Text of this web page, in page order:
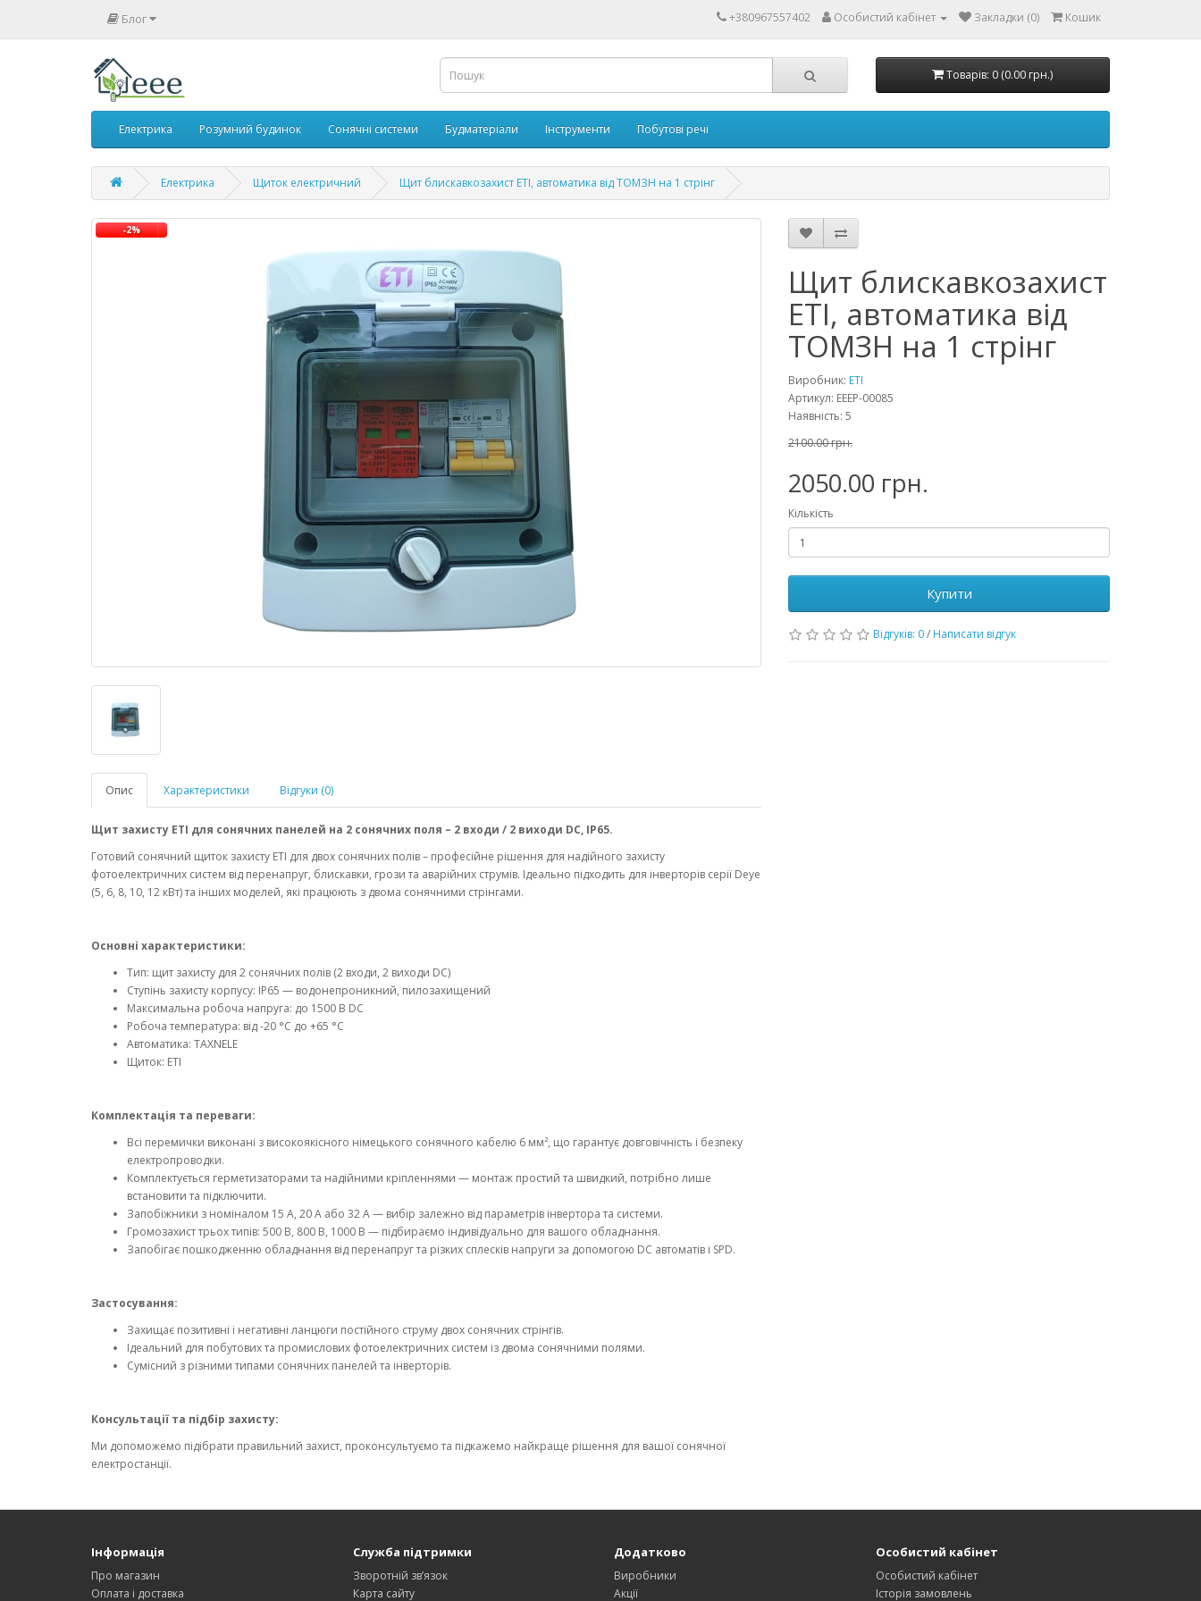
Блог +380967557402 Особистий кабінет Закладки (0) Кошик
Товарів: 0 (0.00 грн.)
Електрика Розумний будинок Сонячні системи Будматеріали Інструменти Побутові речі
Електрика Щиток електричний Щит блискавкозахист ETI, автоматика від ТОМЗН на 1 стрінг
-2%
Опис Характеристики Відгуки (0)
Щит захисту ETI для сонячних панелей на 2 сонячних поля – 2 входи / 2 виходи DC, IP65.
Готовий сонячний щиток захисту ETI для двох сонячних полів – професійне рішення для надійного захисту
фотоелектричних систем від перенапруг, блискавки, грози та аварійних струмів. Ідеально підходить для інверторів серії Deye
(5, 6, 8, 10, 12 кВт) та інших моделей, які працюють з двома сонячними стрінгами.
Основні характеристики:
Тип: щит захисту для 2 сонячних полів (2 входи, 2 виходи DC)
Ступінь захисту корпусу: IP65 — водонепроникний, пилозахищений
Максимальна робоча напруга: до 1500 В DC
Робоча температура: від -20 °C до +65 °C
Автоматика: TAXNELE
Щиток: ETI
Комплектація та переваги:
Всі перемички виконані з високоякісного німецького сонячного кабелю 6 мм², що гарантує довговічність і безпеку
електропроводки.
Комплектується герметизаторами та надійними кріпленнями — монтаж простий та швидкий, потрібно лише
встановити та підключити.
Запобіжники з номіналом 15 А, 20 А або 32 А — вибір залежно від параметрів інвертора та системи.
Громозахист трьох типів: 500 В, 800 В, 1000 В — підбираємо індивідуально для вашого обладнання.
Запобігає пошкодженню обладнання від перенапруг та різких сплесків напруги за допомогою DC автоматів і SPD.
Застосування:
Захищає позитивні і негативні ланцюги постійного струму двох сонячних стрінгів.
Ідеальний для побутових та промислових фотоелектричних систем із двома сонячними полями.
Сумісний з різними типами сонячних панелей та інверторів.
Консультації та підбір захисту:
Ми допоможемо підібрати правильний захист, проконсультуємо та підкажемо найкраще рішення для вашої сонячної
електростанції.
Щит блискавкозахист
ETI, автоматика від
ТОМЗН на 1 стрінг
Виробник: ETI
Артикул: EEEP-00085
Наявність: 5
2100.00 грн.
2050.00 грн.
Кількість
Купити
Відгуків: 0/ Написати відгук
Інформація
Про магазин
Оплата і доставка
Служба підтримки
Зворотній зв’язок
Карта сайту
Додатково
Виробники
Акції
Особистий кабінет
Особистий кабінет
Історія замовлень